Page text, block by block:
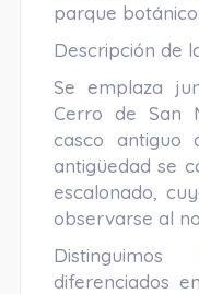
parque botánico.
Descripción de
Se emplaza
Cerro de San
casco antiguo
antigüedad se
escalonado,
observarse al
diferenciados